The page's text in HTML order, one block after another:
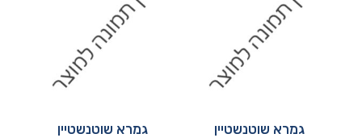
גמרא שוטנשטיין
גמרא שוטנשטיין